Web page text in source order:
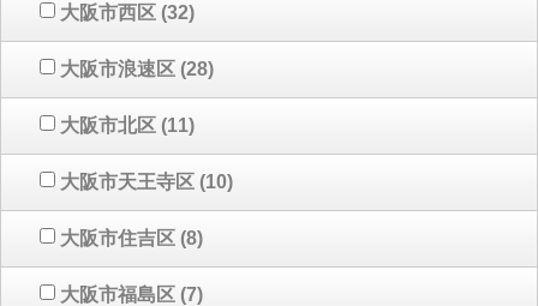
大阪市西区 (32)
大阪市浪速区 (28)
大阪市北区 (11)
大阪市天王寺区 (10)
大阪市住吉区 (8)
大阪市福島区 (7)